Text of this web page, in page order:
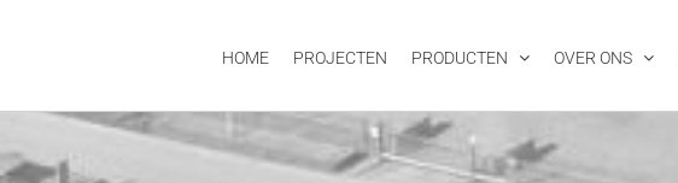
HOME PROJECTEN PRODUCTEN OVER ONS